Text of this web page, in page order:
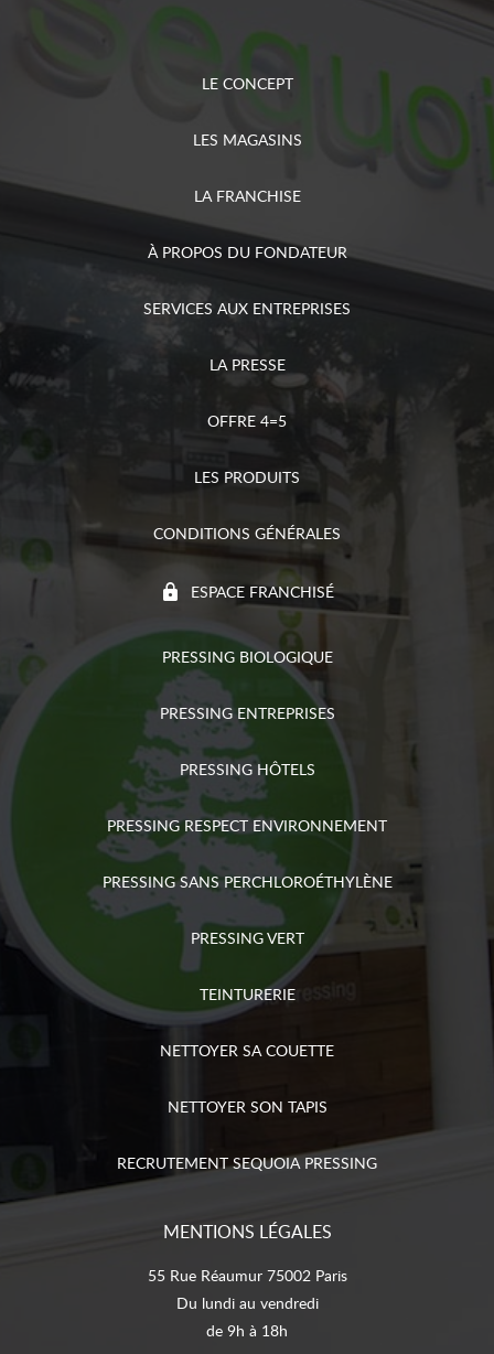
LE CONCEPT
LES MAGASINS
LA FRANCHISE
À PROPOS DU FONDATEUR
SERVICES AUX ENTREPRISES
LA PRESSE
OFFRE 4=5
LES PRODUITS
CONDITIONS GÉNÉRALES
ESPACE FRANCHISÉ
PRESSING BIOLOGIQUE
PRESSING ENTREPRISES
PRESSING HÔTELS
PRESSING RESPECT ENVIRONNEMENT
PRESSING SANS PERCHLOROÉTHYLÈNE
PRESSING VERT
TEINTURERIE
NETTOYER SA COUETTE
NETTOYER SON TAPIS
RECRUTEMENT SEQUOIA PRESSING
MENTIONS LÉGALES
55 Rue Réaumur 75002 Paris
Du lundi au vendredi
de 9h à 18h